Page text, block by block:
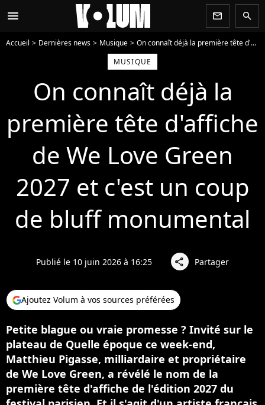
menu newsletter search
Accueil Dernières news Musique
On connaît déjà la première tête d'affiche de We Love Green 2027 et c'est un coup de bluff monumental
MUSIQUE
On connaît déjà la
première tête d'affiche
de We Love Green
2027 et c'est un coup
de bluff monumental
Publié le 10 juin 2026 à 16:25 share Partager
Ajoutez Volum à vos sources préférées
Petite blague ou vraie promesse ? Invité sur le
plateau de Quelle époque ce week-end,
Matthieu Pigasse, milliardaire et propriétaire
de We Love Green, a révélé le nom de la
première tête d'affiche de l'édition 2027 du